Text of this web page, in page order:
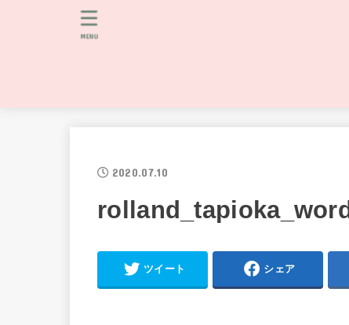
MENU
2020.07.10
rolland_tapioka_word
ツイート シェア